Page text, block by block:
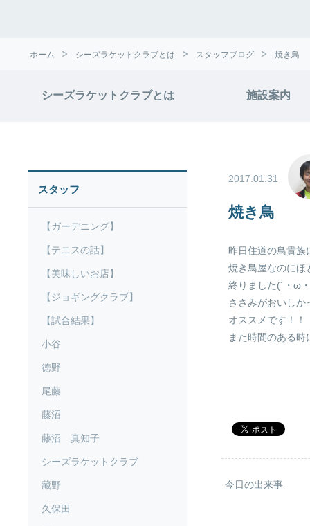
ホーム シーズラケットクラブとは スタッフブログ 焼き鳥
シーズラケットクラブとは 施設案内
2017.01.31
焼き鳥
昨日住道の鳥貴族
焼き鳥屋なのにほ
終りました(´・ω
ささみがおいしか
オススメです！！
また時間のある
今日の出来事
スタッフ
【ガーデニング】
【テニスの話】
【美味しいお店】
【ジョギングクラブ】
【試合結果】
小谷
徳野
尾藤
藤沼
藤沼 真知子
シーズラケットクラブ
藏野
久保田